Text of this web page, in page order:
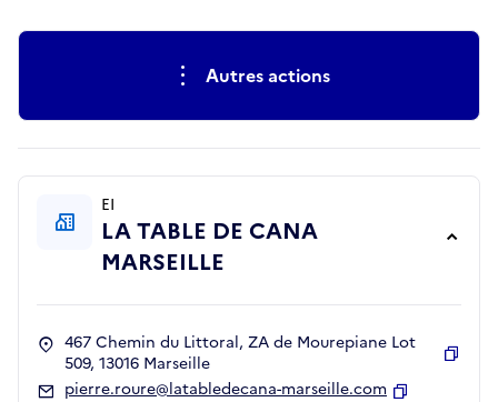
Actions rapidesAutres actions
EI
LA TABLE DE CANA
MARSEILLE
467 Chemin du Littoral, ZA de Mourepiane Lot
509, 13016 Marseille
pierre.roure@latabledecana-marseille.com